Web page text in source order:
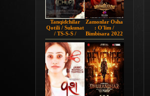
Tanqidchilar
Qotili / Sukunat
/ TS-S-S /
Jimjitlik
Ortidagi Sir /
Chup 2022 HD
Hind kino
Zamonlar Osha
: O'lim /
Bimbisara 2022
Hind kino
Uzbek tilida